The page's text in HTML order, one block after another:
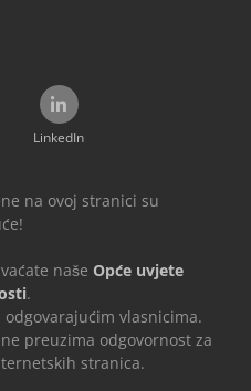
LinkedIn
na ovoj stranici su
naše Opće uvjete
.
vlasnicima.
preuzima odgovornost za
stranica.